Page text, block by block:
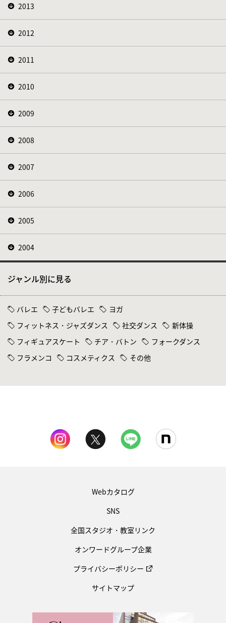
2013
2012
2011
2010
2009
2008
2007
2006
2005
2004
ジャンル別に見る
バレエ 子どもバレエ
ヨガ
フィットネス・ジャズダンス
社交ダンス
新体操
フィギュアスケート
チア・バトン
フォークダンス
フラメンコ
コスメティクス その他
Webカタログ
SNS
全国スタジオ・教室リンク
オンワードグループ企業
プライバシーポリシー
サイトマップ